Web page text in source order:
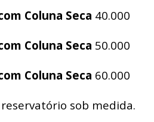
Coluna Seca 40.000
Coluna Seca 50.000
Coluna Seca 60.000
sob medida.